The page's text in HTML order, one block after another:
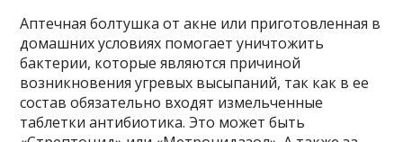
Аптечная болтушка от акне или приготовленная в
домашних условиях помогает уничтожить
бактерии, которые являются причиной
возникновения угревых высыпаний, так как в ее
состав обязательно входят измельченные
таблетки антибиотика. Это может быть